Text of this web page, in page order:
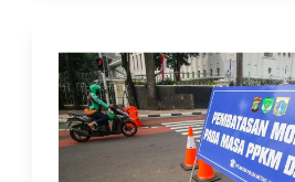
digital memiliki peran penting
penanganan darurat
depan.Pada kesempatan
membahas Tentang
surveinya!